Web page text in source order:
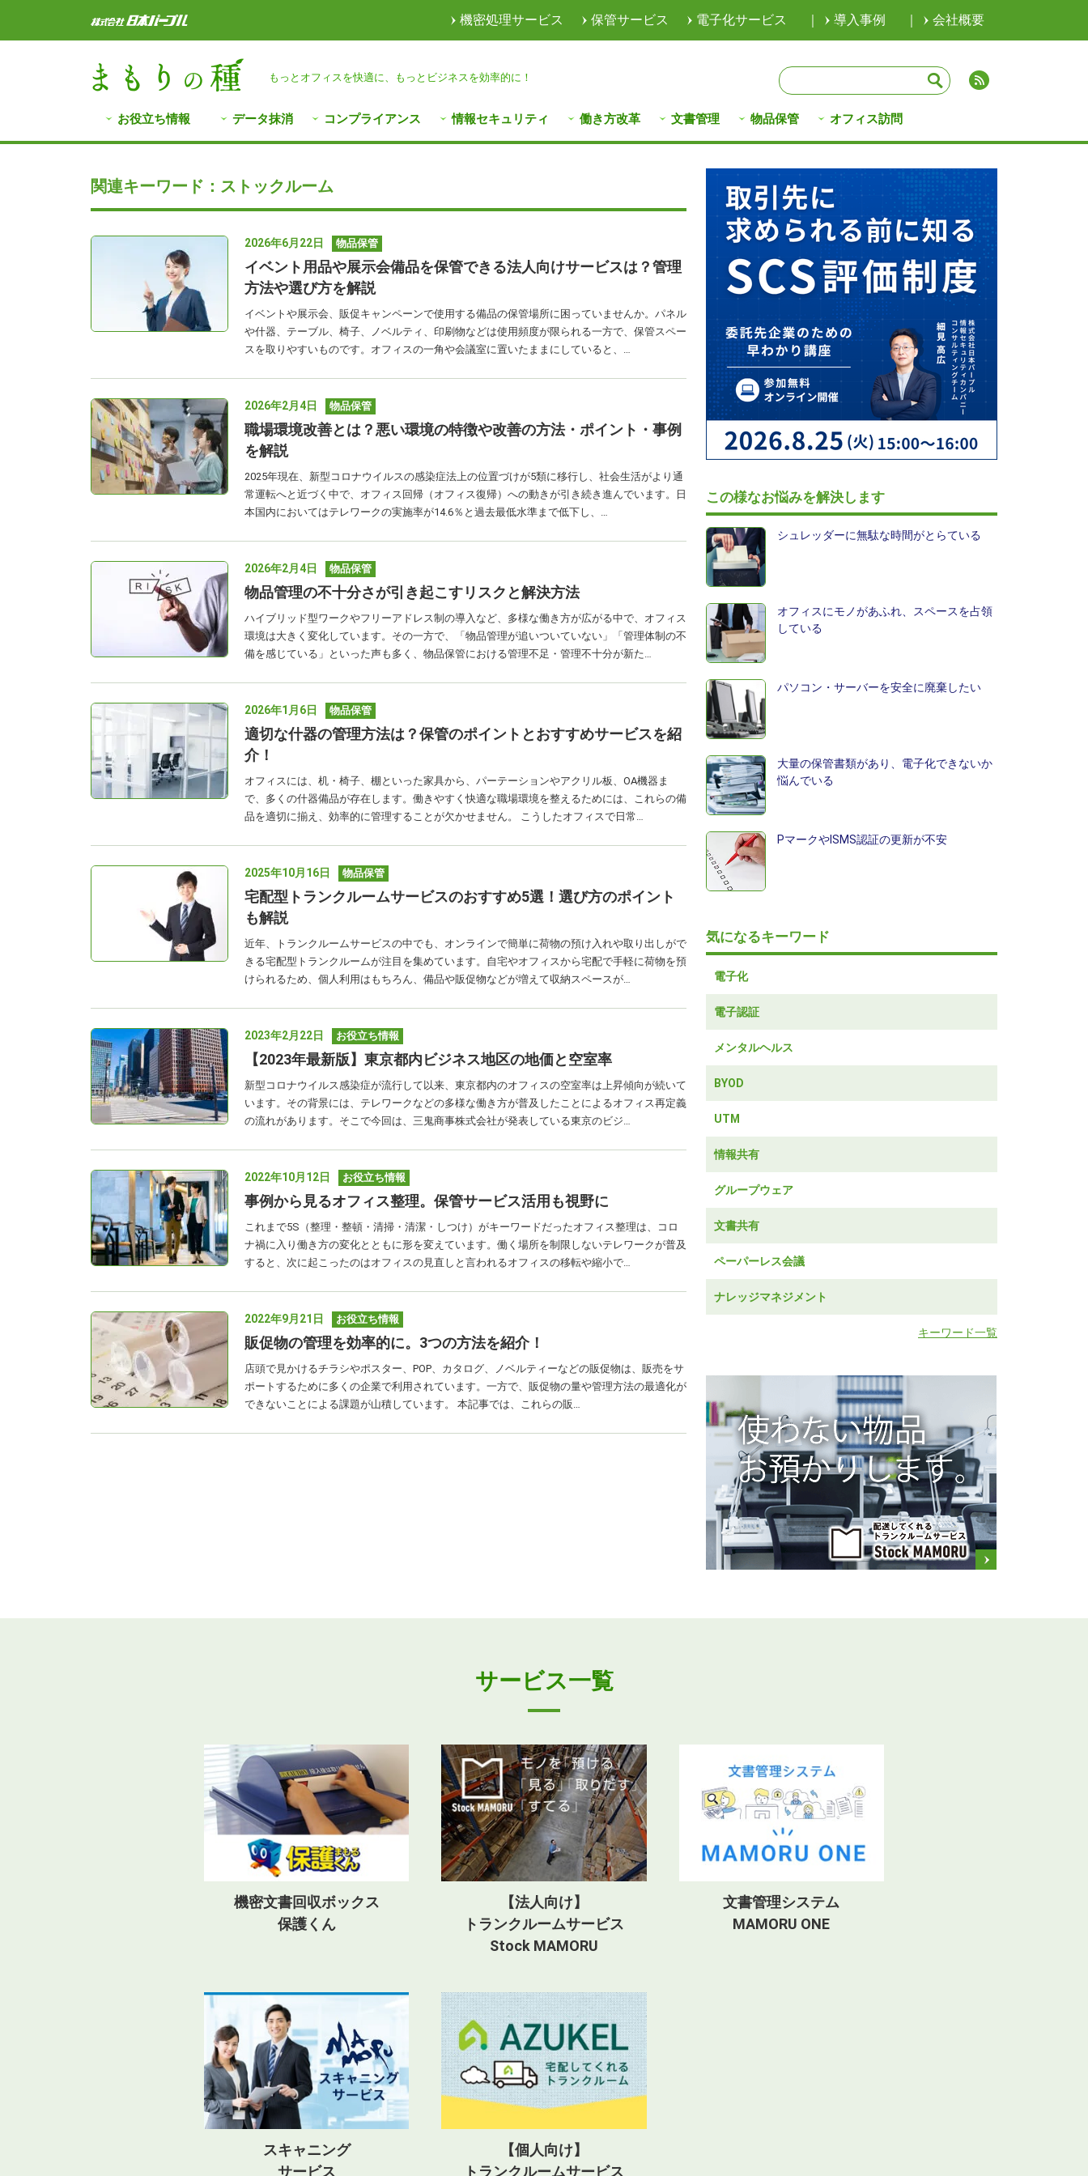
機密処理サービス 保管サービス 電子化サービス ｜ 導入事例 ｜ 会社概要
もっとオフィスを快適に、 もっとビジネスを効率的に！
お役立ち情報 データ抹消 コンプライアンス 情報セキュリティ 働き方改革 文書管理 物品保管 オフィス訪問
関連キーワード：ストックルーム
2026年6月22日 物品保管
イベント用品や展示会備品を保管できる法人向けサービスは？管理
方法や選び方を解説
イベントや展示会、販促キャンペーンで使用する備品の保管場所に困っていませんか。パネル
や什器、テーブル、椅子、ノベルティ、印刷物などは使用頻度が限られる一方で、保管スペー
スを取りやすいものです。オフィスの一角や会議室に置いたままにしていると、…
2026年2月4日 物品保管
職場環境改善とは？悪い環境の特徴や改善の方法・ポイント・事例
を解説
2025年現在、新型コロナウイルスの感染症法上の位置づけが5類に移行し、社会生活がより通
常運転へと近づく中で、オフィス回帰（オフィス復帰）への動きが引き続き進んでいます。日
本国内においてはテレワークの実施率が14.6％と過去最低水準まで低下し、…
2026年2月4日 物品保管
物品管理の不十分さが引き起こすリスクと解決方法
ハイブリッド型ワークやフリーアドレス制の導入など、多様な働き方が広がる中で、オフィス
環境は大きく変化しています。その一方で、「物品管理が追いついていない」「管理体制の不
備を感じている」といった声も多く、物品保管における管理不足・管理不十分が新た…
2026年1月6日 物品保管
適切な什器の管理方法は？保管のポイントとおすすめサービスを紹
介！
オフィスには、机・椅子、棚といった家具から、パーテーションやアクリル板、OA機器ま
で、多くの什器備品が存在します。働きやすく快適な職場環境を整えるためには、これらの備
品を適切に揃え、効率的に管理することが欠かせません。 こうしたオフィスで日常…
2025年10月16日 物品保管
宅配型トランクルームサービスのおすすめ5選！選び方のポイント
も解説
近年、トランクルームサービスの中でも、オンラインで簡単に荷物の預け入れや取り出しがで
きる宅配型トランクルームが注目を集めています。自宅やオフィスから宅配で手軽に荷物を預
けられるため、個人利用はもちろん、備品や販促物などが増えて収納スペースが…
2023年2月22日 お役立ち情報
【2023年最新版】東京都内ビジネス地区の地価と空室率
新型コロナウイルス感染症が流行して以来、東京都内のオフィスの空室率は上昇傾向が続いて
います。その背景には、テレワークなどの多様な働き方が普及したことによるオフィス再定義
の流れがあります。そこで今回は、三鬼商事株式会社が発表している東京のビジ…
2022年10月12日 お役立ち情報
事例から見るオフィス整理。保管サービス活用も視野に
これまで5S（整理・整頓・清掃・清潔・しつけ）がキーワードだったオフィス整理は、コロ
ナ禍に入り働き方の変化とともに形を変えています。働く場所を制限しないテレワークが普及
すると、次に起こったのはオフィスの見直しと言われるオフィスの移転や縮小で…
2022年9月21日 お役立ち情報
販促物の管理を効率的に。3つの方法を紹介！
店頭で見かけるチラシやポスター、POP、カタログ、ノベルティーなどの販促物は、販売をサ
ポートするために多くの企業で利用されています。一方で、販促物の量や管理方法の最適化が
できないことによる課題が山積しています。 本記事では、これらの販…
この様なお悩みを解決します
シュレッダーに無駄な時間がとらている
オフィスにモノがあふれ、スペースを占領
している
パソコン・サーバーを安全に廃棄したい
大量の保管書類があり、電子化できないか
悩んでいる
PマークやISMS認証の更新が不安
気になるキーワード
電子化
電子認証
メンタルヘルス
BYOD
UTM
情報共有
グループウェア
文書共有
ペーパーレス会議
ナレッジマネジメント
キーワード一覧
サービス一覧
機密文書回収ボックス
保護くん
【法人向け】
トランクルームサービス
Stock MAMORU
文書管理システム
MAMORU ONE
スキャニング
サービス
【個人向け】
トランクルームサービス